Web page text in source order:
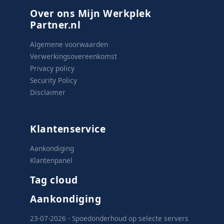
Over ons Mijn Werkplek
Partner.nl
Algemene voorwaarden
Verwerkingsovereenkomst
Privacy policy
Security Policy
Disclaimer
Klantenservice
Aankondiging
Klantenpanel
Tag cloud
Aankondiging
23-07-2026 - Spoedonderhoud op selecte servers